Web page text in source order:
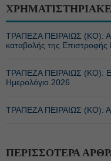
ΤΡΑΠΕΖΑ ΠΕΙΡΑΙΩΣ (ΚΟ):
καταβολής της Επιστροφής
ΤΡΑΠΕΖΑ ΠΕΙΡΑΙΩΣ (ΚΟ):
Ημερολόγιο 2026
ΤΡΑΠΕΖΑ ΠΕΙΡΑΙΩΣ (ΚΟ):
ΠΕΡΙΣΣΟΤΕΡΑ